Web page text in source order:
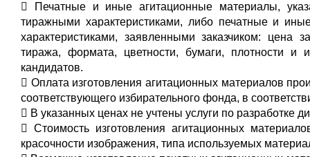
 Печатные и иные агитационные материалы,
тиражными характеристиками, либо печатные и
характеристиками, заявленными заказчиком: цена
тиража, формата, цветности, бумаги, плотности и
кандидатов.
 Оплата изготовления агитационных материалов
соответствующего избирательного фонда, в
 В указанных ценах не учтены услуги по разработке
 Стоимость изготовления агитационных
красочности изображения, типа используемых